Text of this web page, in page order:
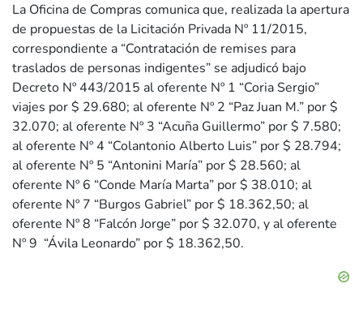
La Oficina de Compras comunica que, realizada la apertura
de propuestas de la Licitación Privada Nº 11/2015,
correspondiente a “Contratación de remises para
traslados de personas indigentes” se adjudicó bajo
Decreto Nº 443/2015 al oferente Nº 1 “Coria Sergio”
viajes por $ 29.680; al oferente Nº 2 “Paz Juan M.” por $
32.070; al oferente Nº 3 “Acuña Guillermo” por $ 7.580;
al oferente Nº 4 “Colantonio Alberto Luis” por $ 28.794;
al oferente Nº 5 “Antonini María” por $ 28.560; al
oferente Nº 6 “Conde María Marta” por $ 38.010; al
oferente Nº 7 “Burgos Gabriel” por $ 18.362,50; al
oferente Nº 8 “Falcón Jorge” por $ 32.070, y al oferente
Nº 9 “Ávila Leonardo” por $ 18.362,50.